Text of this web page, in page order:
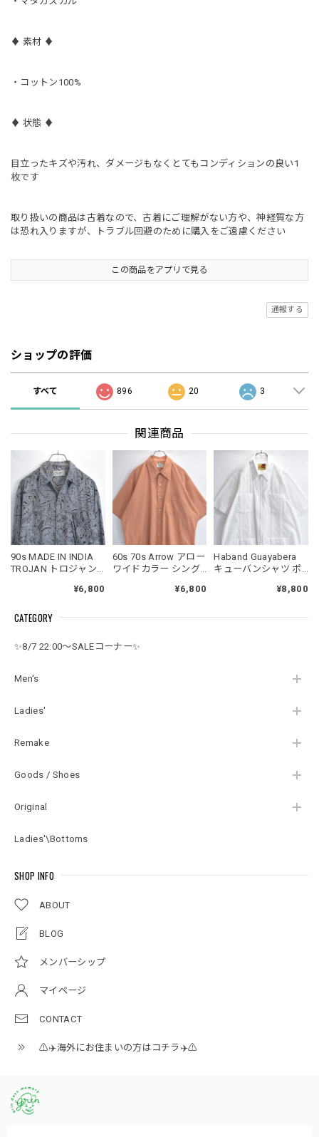
CATEGORY
✨8/7 22:00～SALEコーナー✨
Men's
Ladies'
Remake
Goods / Shoes
Original
Ladies'\Bottoms
SHOP INFO
ABOUT
BLOG
メンバーシップ
マイページ
CONTACT
⚠️✈️海外にお住まいの方はコチラ✈️⚠️
♦︎ 素材 ♦︎
・コットン100%
♦︎ 状態 ♦︎
目立ったキズや汚れ、ダメージもなくとてもコンディションの良い1
枚です
取り扱いの商品は古着なので、古着にご理解がない方や、神経質な方
は恐れ入りますが、トラブル回避のために購入をご遠慮ください
この商品をアプリで見る
通報する
ショップの評価
すべて 896 20 3
関連商品
90s MADE IN INDIA
TROJAN トロジャン
ントデザイン レーヨ
ク グレー ヴィンテー
ンズLサイズ
¥6,800
60s 70s Arrow アロー
ワイドカラー シング
ツ ライトブラウン
ビンテージ 古着 メン
¥6,800
Haband Guayabera
キューバンシャツ ポ
混紡 白 刺繍 半袖 ジ
ィンテージ ビンテー
¥8,800